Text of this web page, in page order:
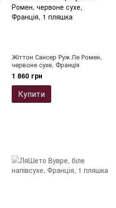
Жіттон Сансер Руж Ле Ромен,
червоне сухе, Франція
1 860 грн
Купити